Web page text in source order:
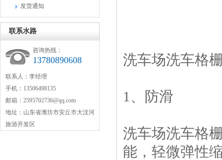
发货通知
联系水路
咨询热线：
13780890608
联系人：李经理
手机：13506498135
邮箱：2595702736@qq.com
地址：山东省潍坊市安丘市大汶河
旅游开发区
洗车场洗车格
1、防滑
洗车场洗车格
能，轻微弹性